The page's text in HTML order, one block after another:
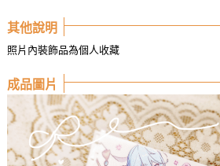
其他說明
照片內裝飾品為個人收藏
成品圖片